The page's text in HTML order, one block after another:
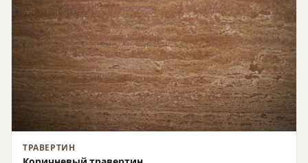
ТРАВЕРТИН